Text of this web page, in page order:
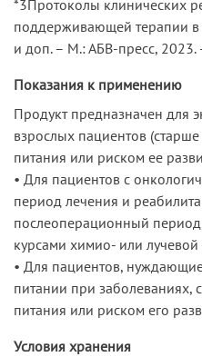
*3Протоколы клинических
поддерживающей терапии в
и доп. – М.: АБВ-пресс, 2023.
Показания к применению
Продукт предназначен для
взрослых пациентов
питания или риском ее
• Для пациентов с
период лечения и
послеоперационный
курсами химио- или лучевой
• Для пациентов,
питании при заболеваниях,
питания или риском его
Условия хранения